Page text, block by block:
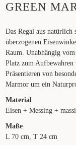
GREEN
Das Regal aus
überzogenen
Raum. Unabhängig
Platz zum Aufbewahren
Präsentieren von
Marmor um ein
Maße
L 70 cm, T 24 cm
Material
Eisen + Messing +